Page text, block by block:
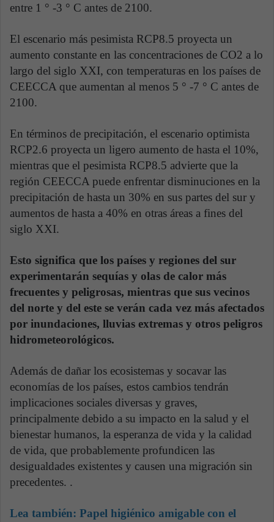
entre 1 ° -3 ° C antes de 2100.
El escenario más pesimista RCP8.5 proyecta un
aumento constante en las concentraciones de CO2 a lo
largo del siglo XXI, con temperaturas en los países de
CEECCA que aumentan al menos 5 ° -7 ° C antes de
2100.
En términos de precipitación, el escenario optimista
RCP2.6 proyecta un ligero aumento de hasta el 10%,
mientras que el pesimista RCP8.5 advierte que la
región CEECCA puede enfrentar disminuciones en la
precipitación de hasta un 30% en sus partes del sur y
aumentos de hasta a 40% en otras áreas a fines del
siglo XXI.
Esto significa que los países y regiones del sur
experimentarán sequías y olas de calor más
frecuentes y peligrosas, mientras que sus vecinos
del norte y del este se verán cada vez más afectados
por inundaciones, lluvias extremas y otros peligros
hidrometeorológicos.
Además de dañar los ecosistemas y socavar las
economías de los países, estos cambios tendrán
implicaciones sociales diversas y graves,
principalmente debido a su impacto en la salud y el
bienestar humanos, la esperanza de vida y la calidad
de vida, que probablemente profundicen las
desigualdades existentes y causen una migración sin
precedentes. .
Lea también: Papel higiénico amigable con el